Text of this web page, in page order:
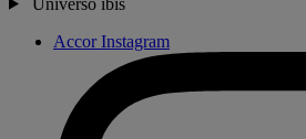
Accor Instagram